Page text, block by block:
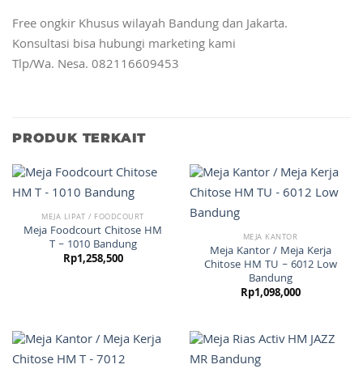
Free ongkir Khusus wilayah Bandung dan Jakarta.
Konsultasi bisa hubungi marketing kami
Tlp/Wa. Nesa. 082116609453
PRODUK TERKAIT
MEJA LIPAT / FOODCOURT
Meja Foodcourt Chitose HM
T – 1010 Bandung
Rp1,258,500
MEJA KANTOR
Meja Kantor / Meja Kerja
Chitose HM TU – 6012 Low
Bandung
Rp1,098,000